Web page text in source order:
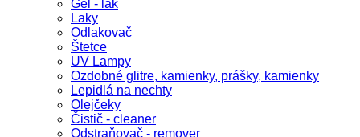
Gél - lak
Laky
Odlakovač
Štetce
UV Lampy
Ozdobné glitre, kamienky, prášky, kamienky
Lepidlá na nechty
Olejčeky
Čistič - cleaner
Odstraňovač - remover